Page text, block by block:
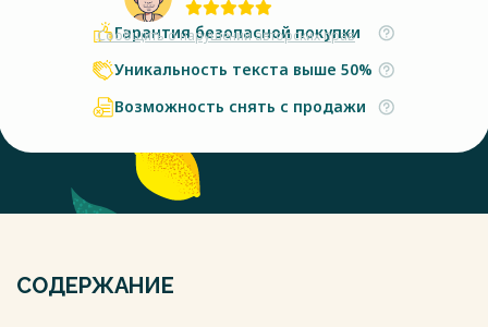
Сообщить о нарушении авторских прав
Гарантия безопасной покупки
Уникальность текста выше 50%
Возможность снять с продажи
СОДЕРЖАНИЕ